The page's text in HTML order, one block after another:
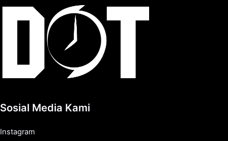
Sosial Media Kami
Instagram